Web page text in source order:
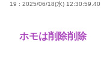
19 : 2025/06/18(水) 12:30:59.40
ホモは削除削除